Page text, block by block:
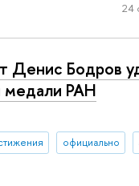
24
Денис Бодров
медали РАН
официально